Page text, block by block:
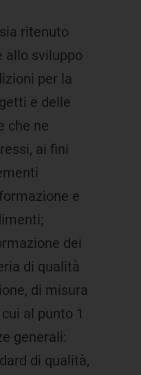
ritenuto
allo sviluppo
per la
e delle
che ne
ai fini
e
dei
di qualità
di misura
al punto 1
generali:
di qualità,